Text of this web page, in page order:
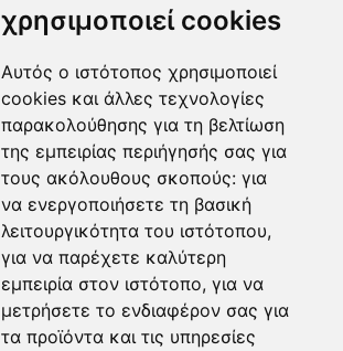
χρησιμοποιεί cookies
Αυτός ο ιστότοπος χρησιμοποιεί
cookies και άλλες τεχνολογίες
παρακολούθησης για τη βελτίωση
της εμπειρίας περιήγησής σας για
τους ακόλουθους σκοπούς: για
να ενεργοποιήσετε τη βασική
λειτουργικότητα του ιστότοπου,
για να παρέχετε καλύτερη
εμπειρία στον ιστότοπο, για να
μετρήσετε το ενδιαφέρον σας για
τα προϊόντα και τις υπηρεσίες